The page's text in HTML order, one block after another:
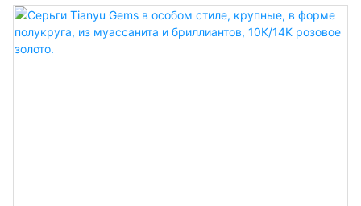
признание пользователей в области производства колец.